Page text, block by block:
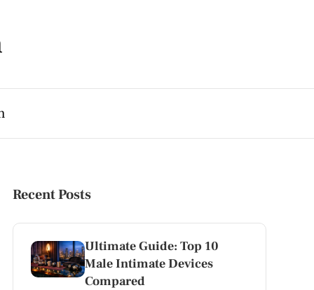
Recent Posts
Ultimate Guide: Top 10
Male Intimate Devices
Compared